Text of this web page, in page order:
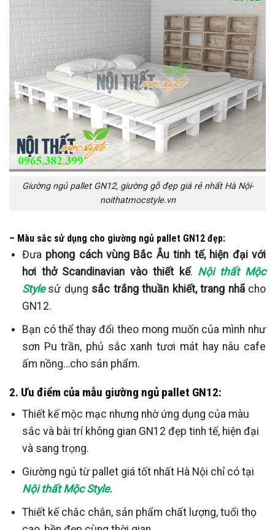
Giường ngủ pallet GN12, giường gỗ đẹp giá rẻ nhất Hà Nội-
noithatmocstyle.vn
– Màu sắc sử dụng cho giường ngủ pallet GN12 đẹp:
Đưa phong cách vùng Bắc Âu tinh tế, hiện đại với
hơi thở Scandinavian vào thiết kế. Nội thất Mộc
Style sử dụng sắc trắng thuần khiết, trang nhãcho
GN12.
Bạn có thể thay đổi theo mong muốn của mình như
sơn Pu trần, phủ sắc xanh tươi mát hay nâu cafe
ấm nồng…cho sản phẩm.
2. Ưu điểm của mẫu giường ngủ pallet GN12:
Thiết kế mộc mạc nhưng nhờ ứng dụng của màu
sắc và bài trí không gian GN12 đẹp tinh tế, hiện đại
và sang trọng.
Giường ngủ từ pallet giá tốt nhất Hà Nội chỉ có tại
Nội thất Mộc Style.
Thiết kế chắc chắn, sản phẩm chất lượng, tuổi thọ